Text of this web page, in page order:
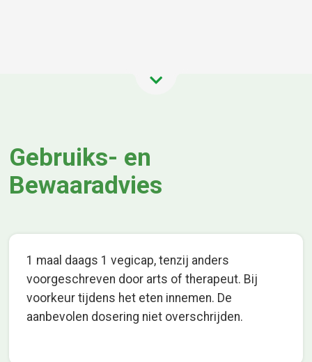
Gebruiks- en
Bewaaradvies
1 maal daags 1 vegicap, tenzij anders
voorgeschreven door arts of therapeut. Bij
voorkeur tijdens het eten innemen. De
aanbevolen dosering niet overschrijden.